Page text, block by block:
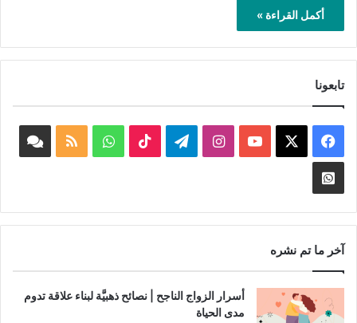
أكمل القراءة »
تابعونا
فيسبوك ‫YouTubeانستقرامتيلقرام ‫TikTokواتسابملخص
Whatsapp
Channel
آخر ما تم نشره
أسرار الزواج الناجح | نصائح ذهبيَّة لبناء علاقة تدوم
مدى الحياة